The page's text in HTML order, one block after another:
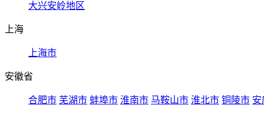
大兴安岭地区
上海
上海市
安徽省
合肥市 芜湖市 蚌埠市 淮南市 马鞍山市 淮北市 铜陵市 安